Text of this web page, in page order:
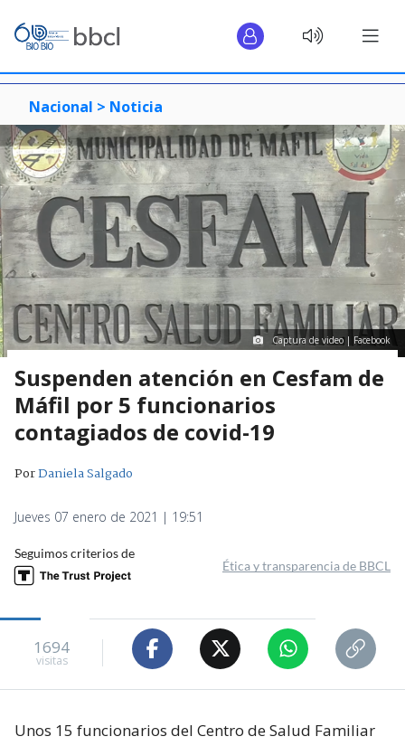
Nacional > Noticia
Captura de video | Facebook
Suspenden atención en Cesfam de
Máfil por 5 funcionarios
contagiados de covid-19
PorDaniela Salgado
Jueves 07 enero de 2021 | 19:51
Seguimos criterios de
Ética y transparencia de BBCL
1694
visitas
Unos 15 funcionarios del Centro de Salud Familiar